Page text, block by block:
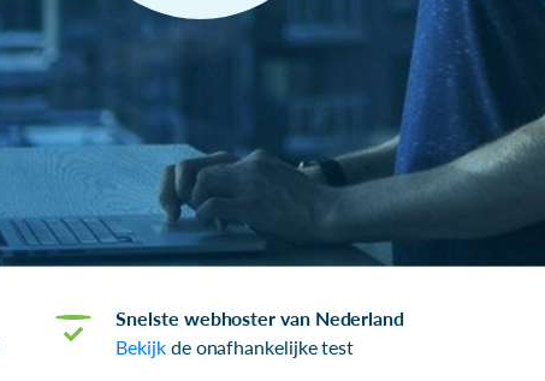
Snelste webhoster van Nederland
Bekijkde onafhankelijke test